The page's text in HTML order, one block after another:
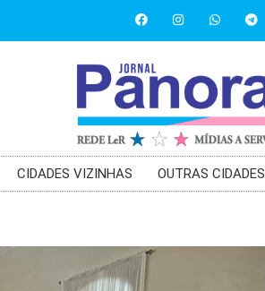
CIDADES VIZINHAS OUTRAS CIDADES